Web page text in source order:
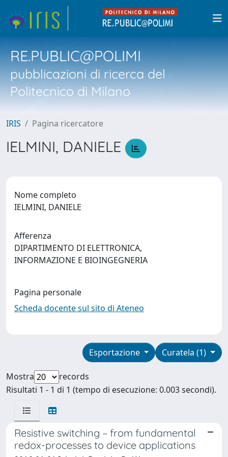
RE.PUBLIC@POLIMI
pubblicazioni di ricerca del
Politecnico di Milano
IRIS Pagina ricercatore
IELMINI, DANIELE
Nome completo
IELMINI, DANIELE
Afferenza
DIPARTIMENTO DI ELETTRONICA,
INFORMAZIONE E BIOINGEGNERIA
Pagina personale
Scheda docente sul sito di Ateneo
Curatela (1)
Esportazione
Mostra
records
Risultati 1 - 1 di 1 (tempo di esecuzione: 0.003 secondi).
Resistive switching – from fundamental
redox-processes to device applications